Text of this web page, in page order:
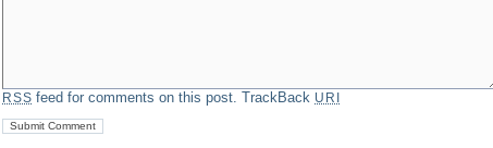
RSS feed for comments on this post. TrackBack URI